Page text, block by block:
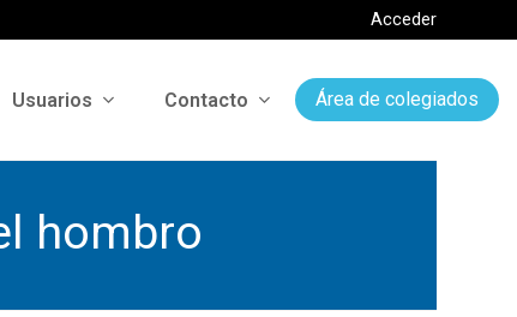
Acceder
Usuarios Contacto Área de colegiados
hombro